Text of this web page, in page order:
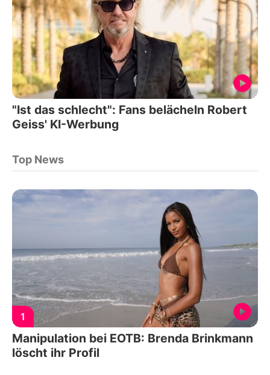
"Ist das schlecht": Fans belächeln Robert
Geiss' KI-Werbung
Top News
1
Manipulation bei EOTB: Brenda Brinkmann
löscht ihr Profil